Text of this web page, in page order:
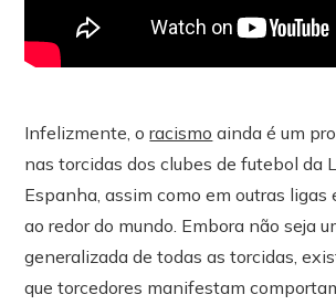
Infelizmente, oracismo ainda é um
nas torcidas dos clubes de futebol da
Espanha, assim como em outras ligas
ao redor do mundo. Embora não seja
generalizada de todas as torcidas,
que torcedores manifestam